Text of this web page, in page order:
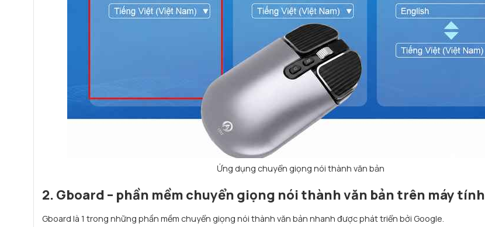
Ứng dụng chuyển giọng nói thành văn bản
2. Gboard – phần mềm chuyển giọng nói thành văn bản trên máy tính
Gboard là 1 trong những phần mềm chuyển giọng nói thành văn bản nhanh được phát triển bởi Google.